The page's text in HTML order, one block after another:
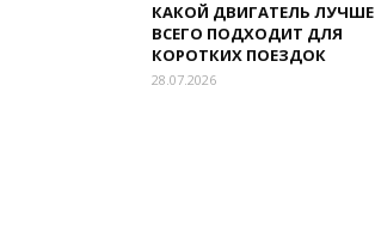
КАКОЙ ДВИГАТЕЛЬ ЛУЧШЕ
ВСЕГО ПОДХОДИТ ДЛЯ
КОРОТКИХ ПОЕЗДОК
28.07.2026